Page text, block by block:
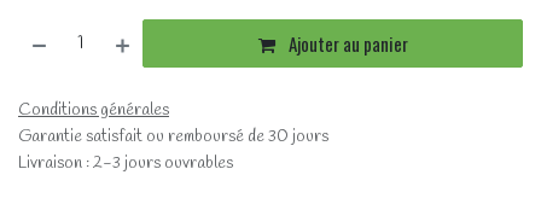
Ajouter au panier
Conditions générales
Garantie satisfait ou remboursé de 30 jours
Livraison : 2-3 jours ouvrables